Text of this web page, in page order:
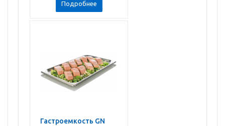
Подробнее
Гастроемкость GN